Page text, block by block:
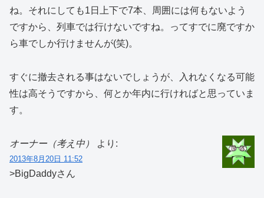
ね。それにしても1日上下で7本、周囲には何もないよう
ですから、列車では行けないですね。ってすでに廃ですか
ら車でしか行けませんが(笑)。
すぐに撤去される事はないでしょうが、入れなくなる可能
性は高そうですから、何とか年内に行ければと思っていま
す。
オーナー（考え中） より:
2013年8月20日 11:52
>BigDaddyさん